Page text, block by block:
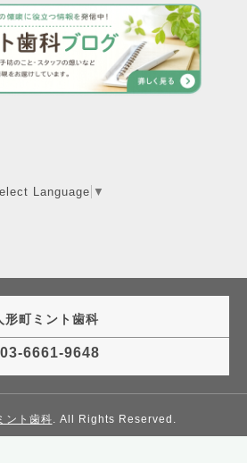
Language ▼
形町ミント歯科
03-6661-9648
ント歯科 . All Rights Reserved.